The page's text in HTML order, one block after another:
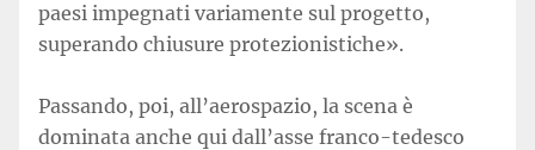
paesi impegnati variamente sul progetto,
superando chiusure protezionistiche».
Passando, poi, all’aerospazio, la scena è
dominata anche qui dall’asse franco-tedesco